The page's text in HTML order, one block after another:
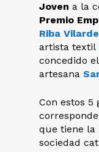
Joven a la
Premio
Riba
artista textil
concedido el
artesana
Con estos 5
que tiene la
sociedad